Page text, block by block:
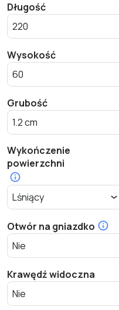
Długość
Wysokość
Grubość
Wykończenie
powierzchni
Otwór na gniazdko
Krawędź widoczna